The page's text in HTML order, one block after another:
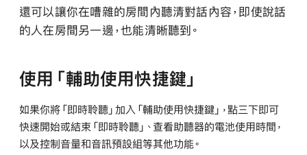
還可以讓你在嘈雜的房間內聽清對話內容，即使說話
的人在房間另一邊，也能清晰聽到。
使用「輔助使用快捷鍵」
如果你將「即時聆聽」加入「輔助使用快捷鍵」，點三下即可
快速開始或結束「即時聆聽」、查看助聽器的電池使用時間，
以及控制音量和音訊預設組等其他功能。